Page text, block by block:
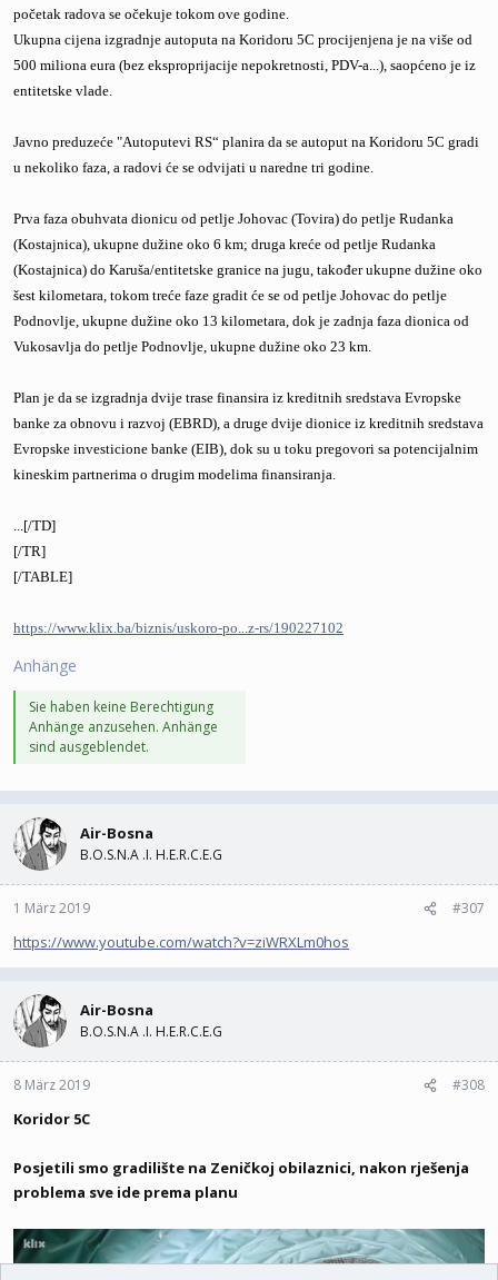
početak radova se očekuje tokom ove godine.
Ukupna cijena izgradnje autoputa na Koridoru 5C procijenjena je na više od
500 miliona eura (bez eksproprijacije nepokretnosti, PDV-a...), saopćeno je iz
entitetske vlade.
Javno preduzeće "Autoputevi RS“ planira da se autoput na Koridoru 5C gradi
u nekoliko faza, a radovi će se odvijati u naredne tri godine.
Prva faza obuhvata dionicu od petlje Johovac (Tovira) do petlje Rudanka
(Kostajnica), ukupne dužine oko 6 km; druga kreće od petlje Rudanka
(Kostajnica) do Karuša/entitetske granice na jugu, također ukupne dužine oko
šest kilometara, tokom treće faze gradit će se od petlje Johovac do petlje
Podnovlje, ukupne dužine oko 13 kilometara, dok je zadnja faza dionica od
Vukosavlja do petlje Podnovlje, ukupne dužine oko 23 km.
Plan je da se izgradnja dvije trase finansira iz kreditnih sredstava Evropske
banke za obnovu i razvoj (EBRD), a druge dvije dionice iz kreditnih sredstava
Evropske investicione banke (EIB), dok su u toku pregovori sa potencijalnim
kineskim partnerima o drugim modelima finansiranja.
...[/TD]
[/TR]
[/TABLE]
https://www.klix.ba/biznis/uskoro-po...z-rs/190227102
Anhänge
Sie haben keine Berechtigung
Anhänge anzusehen. Anhänge
sind ausgeblendet.
Air-Bosna
B.O.S.N.A .I. H.E.R.C.E.G
1 März 2019 #307
https://www.youtube.com/watch?v=ziWRXLm0hos
Air-Bosna
B.O.S.N.A .I. H.E.R.C.E.G
8 März 2019 #308
Koridor 5C
Posjetili smo gradilište na Zeničkoj obilaznici, nakon rješenja
problema sve ide prema planu